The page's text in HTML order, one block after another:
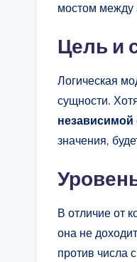
мостом между
Цель и
Логическая
сущности.
независимой
значения,
В отличие от
она не
против числа